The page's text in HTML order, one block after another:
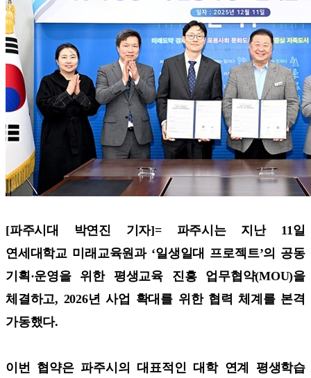
[파주시대 박연진 기자]= 파주시는 지난 11일
연세대학교 미래교육원과 ‘일생일대 프로젝트’의 공동
기획·운영을 위한 평생교육 진흥 업무협약(MOU)을
체결하고, 2026년 사업 확대를 위한 협력 체계를 본격
가동했다.
이번 협약은 파주시의 대표적인 대학 연계 평생학습